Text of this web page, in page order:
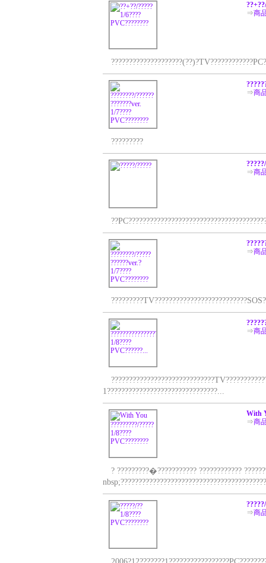
⇒商
⇒商
?????????
⇒商
⇒商
⇒商
1???????????????????????????????...
With
⇒商
? ?????????�??????????? ????????????
⇒商